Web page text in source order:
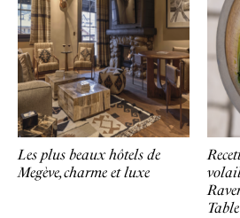
Les plus beaux hôtels de
Megève, charme et luxe